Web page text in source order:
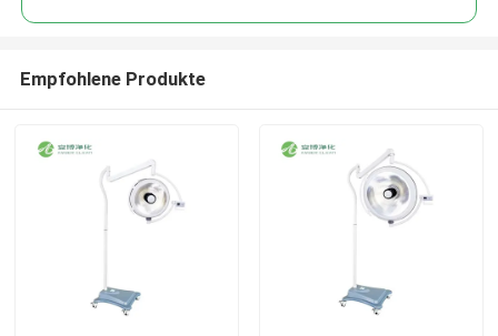
Empfohlene Produkte